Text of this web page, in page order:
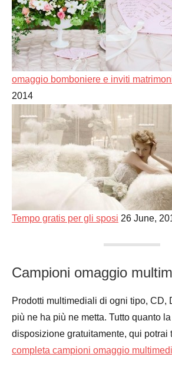
omaggio bomboniere e inviti
2014
Tempo gratis per gli sposi 26 June,
Campioni omaggio
Prodotti multimediali di ogni tipo, CD,
più ne ha più ne metta. Tutto quanto
disposizione gratuitamente, qui potrai
completa campioni omaggio